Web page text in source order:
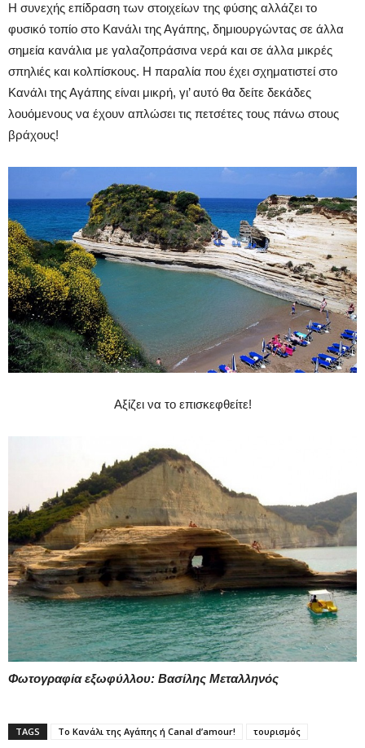
Η συνεχής επίδραση των στοιχείων της φύσης αλλάζει το
φυσικό τοπίο στο Κανάλι της Αγάπης, δημιουργώντας σε άλλα
σημεία κανάλια με γαλαζοπράσινα νερά και σε άλλα μικρές
σπηλιές και κολπίσκους. Η παραλία που έχει σχηματιστεί στο
Κανάλι της Αγάπης είναι μικρή, γι’ αυτό θα δείτε δεκάδες
λουόμενους να έχουν απλώσει τις πετσέτες τους πάνω στους
βράχους!
Αξίζει να το επισκεφθείτε!
Φωτογραφία εξωφύλλου: Βασίλης Μεταλληνός
TAGS Το Κανάλι της Αγάπης ή Canal d’amour! τουρισμός